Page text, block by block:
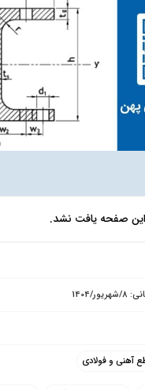
صفحه یافت نشد.
1404
آهنی و فولادی